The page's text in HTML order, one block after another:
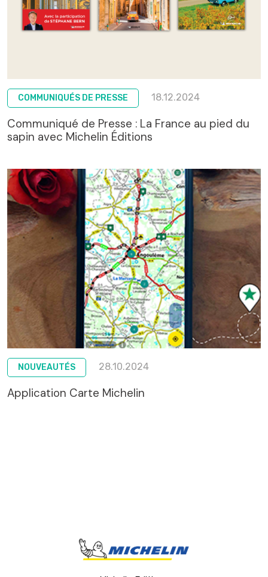
COMMUNIQUÉS DE PRESSE 18.12.2024
Communiqué de Presse : La France au pied du
sapin avec Michelin Éditions
NOUVEAUTÉS 28.10.2024
Application Carte Michelin